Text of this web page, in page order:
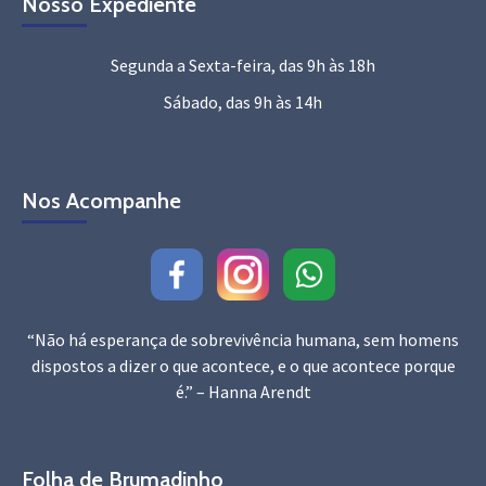
Segunda a Sexta-feira, das 9h às 18h
Sábado, das 9h às 14h
Nos Acompanhe
“Não há esperança de sobrevivência humana, sem homens
dispostos a dizer o que acontece, e o que acontece porque
é.” – Hanna Arendt
Folha de Brumadinho